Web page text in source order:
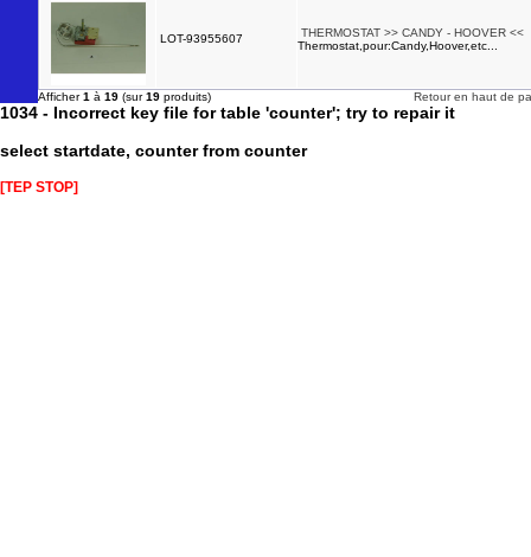
LOT-93955607
THERMOSTAT >> CANDY - HOOVER <<
Thermostat,pour:Candy,Hoover,etc...
Afficher1 à 19 (sur19 produits) Retour en haut de
1034 - Incorrect key file for table 'counter'; try to repair it
select startdate, counter from counter
[TEP STOP]